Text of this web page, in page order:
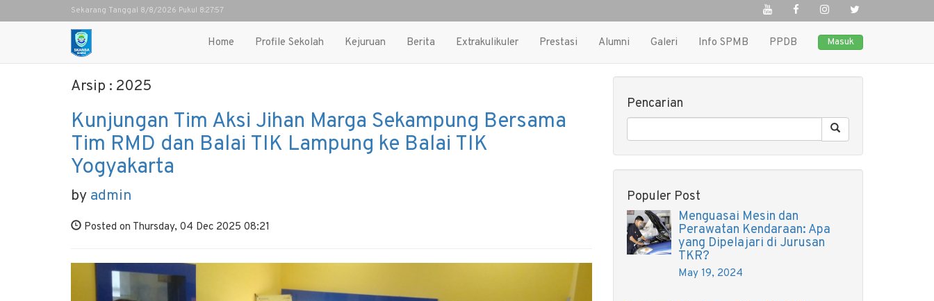
Sekarang Tanggal 8/8/2026 Pukul 8:27:59
Home Profile Sekolah Kejuruan Berita Extrakulikuler Prestasi Alumni Galeri Info SPMB PPDB Masuk
Arsip : 2025
Kunjungan Tim Aksi Jihan Marga Sekampung Bersama
Tim RMD dan Balai TIK Lampung ke Balai TIK
Yogyakarta
by admin
Posted on Thursday, 04 Dec 2025 08:21
Pencarian
Populer Post
Menguasai Mesin dan
Perawatan Kendaraan: Apa
yang Dipelajari di Jurusan
TKR?
May 19, 2024